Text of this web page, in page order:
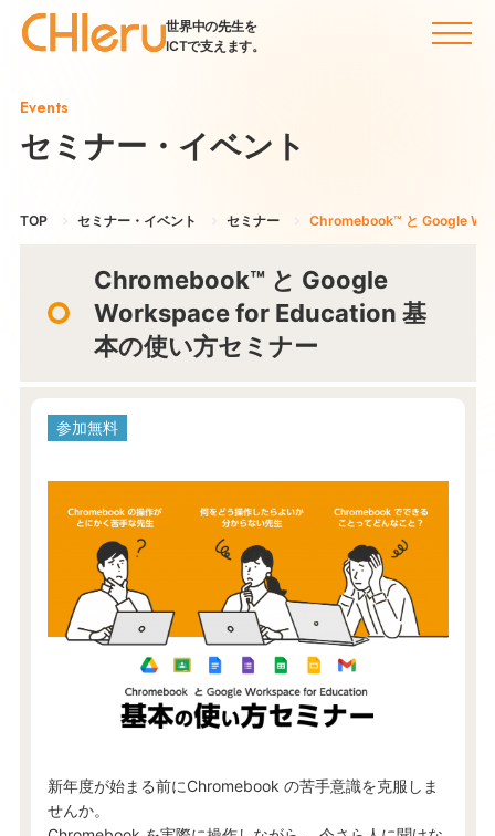
世界中の先生を
ICTで支えます。
Events
セミナー・イベント
TOP セミナー・イベント セミナー Chromebook™️ と Google
Chromebook™️ と Google
Workspace for Education 基
本の使い方セミナー
参加無料
新年度が始まる前にChromebook の苦手意識を克服しま
せんか。